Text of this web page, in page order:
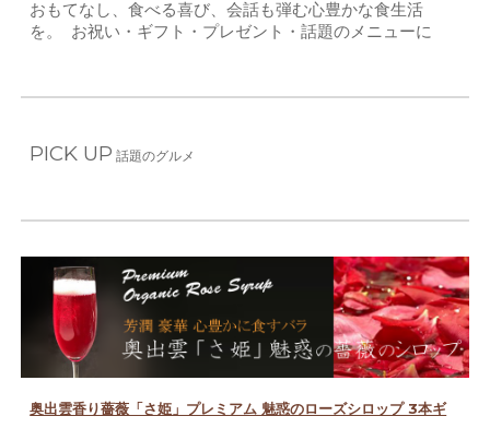
おもてなし、食べる喜び、会話も弾む心豊かな食生活
を。 お祝い・ギフト・プレゼント・話題のメニューに
PICK UP 話題のグルメ
奥出雲香り薔薇「さ姫」プレミアム 魅惑のローズシロップ 3本ギ